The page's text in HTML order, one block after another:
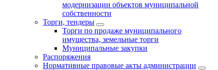
модернизации объектов муниципальной
собственности
Торги, тендеры
Торги по продаже муниципального
имущества, земельные торги
Муниципальные закупки
Распоряжения
Нормативные правовые акты администрации